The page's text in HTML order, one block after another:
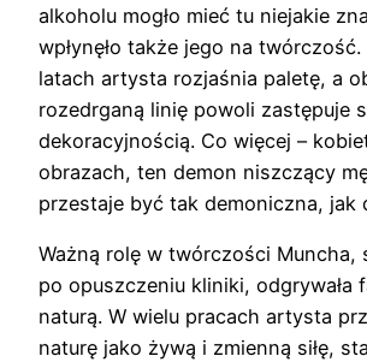
alkoholu mogło mieć tu niejakie
wpłynęło także jego na
latach artysta rozjaśnia paletę, a
rozedrganą linię powoli zastępuje
dekoracyjnością. Co więcej –
obrazach, ten demon niszczący
przestaje być tak demoniczna, jak
Ważną rolę w twórczości Muncha,
po opuszczeniu kliniki, odgrywała
naturą. W wielu pracach artysta
naturę jako żywą i zmienną siłę,